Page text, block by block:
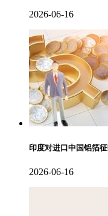
2026-06-16
印度对进口中国铝箔
2026-06-16